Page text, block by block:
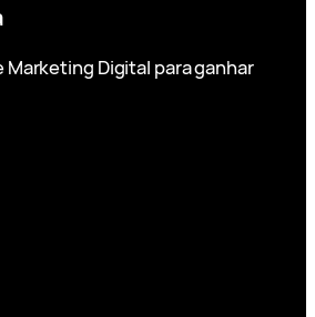
Digital para ganhar